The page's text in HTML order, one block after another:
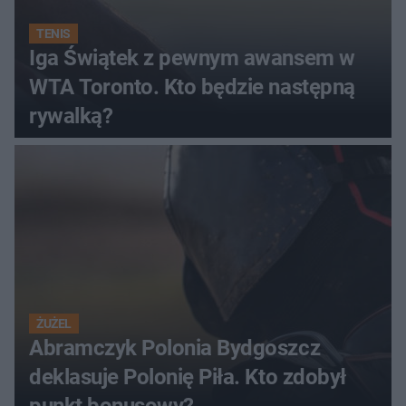
TENIS
Iga Świątek z pewnym awansem w
WTA Toronto. Kto będzie następną
rywalką?
ŻUŻEL
Abramczyk Polonia Bydgoszcz
deklasuje Polonię Piła. Kto zdobył